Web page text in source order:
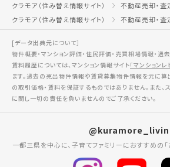
クラモア（住み替え情報サイト）
不動産売却・査
クラモア（住み替え情報サイト）
不動産売却・査
[データ出典元について］
物件概要・マンション評価・住民評価・売買相場情報・過
賃料履歴については、マンション情報サイト「マンションレ
ます。過去の売出物件情報や賃貸募集物件情報を元に算
の取引価格・賃料を保証するものではありません。また
に関し一切の責任を負いませんのでご了承ください。
一都三県を中心に、子育てファミリーにおすすめの